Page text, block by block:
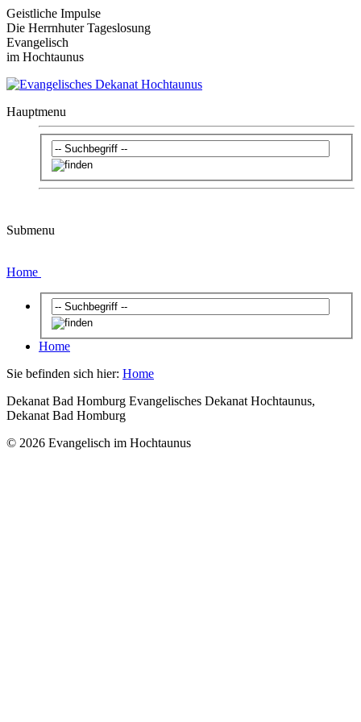
Geistliche Impulse
Die Herrnhuter Tageslosung
Evangelisch
im Hochtaunus
Hauptmenu
Submenu
Home
Home
Sie befinden sich hier: Home
Dekanat Bad Homburg Evangelisches Dekanat Hochtaunus,
Dekanat Bad Homburg
© 2026 Evangelisch im Hochtaunus